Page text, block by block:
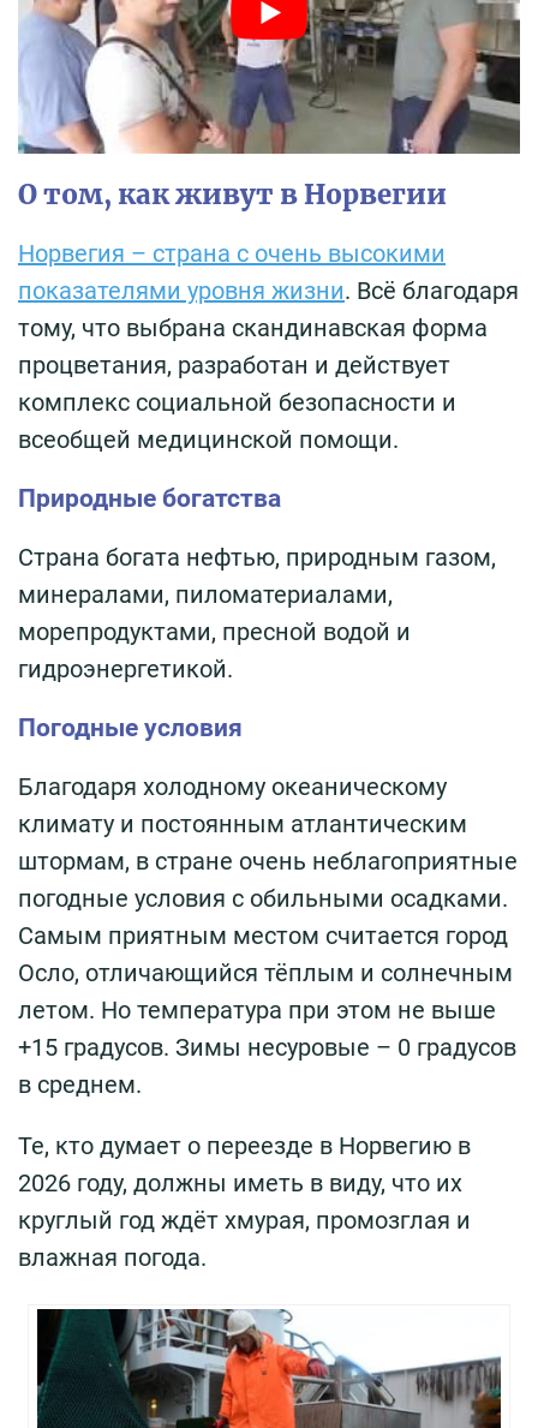
О том, как живут в Норвегии
Норвегия – страна с очень высокими
показателями уровня жизни. Всё благодаря
тому, что выбрана скандинавская форма
процветания, разработан и действует
комплекс социальной безопасности и
всеобщей медицинской помощи.
Природные богатства
Страна богата нефтью, природным газом,
минералами, пиломатериалами,
морепродуктами, пресной водой и
гидроэнергетикой.
Погодные условия
Благодаря холодному океаническому
климату и постоянным атлантическим
штормам, в стране очень неблагоприятные
погодные условия с обильными осадками.
Самым приятным местом считается город
Осло, отличающийся тёплым и солнечным
летом. Но температура при этом не выше
+15 градусов. Зимы несуровые – 0 градусов
в среднем.
Те, кто думает о переезде в Норвегию в
2026 году, должны иметь в виду, что их
круглый год ждёт хмурая, промозглая и
влажная погода.